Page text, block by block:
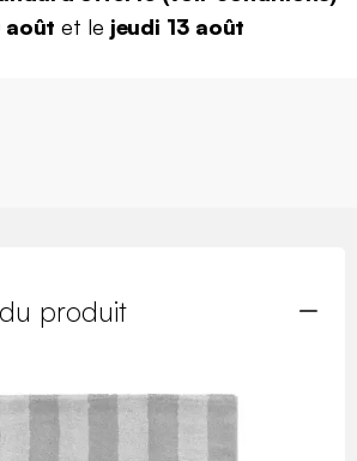
août et le jeudi 13 août
produit